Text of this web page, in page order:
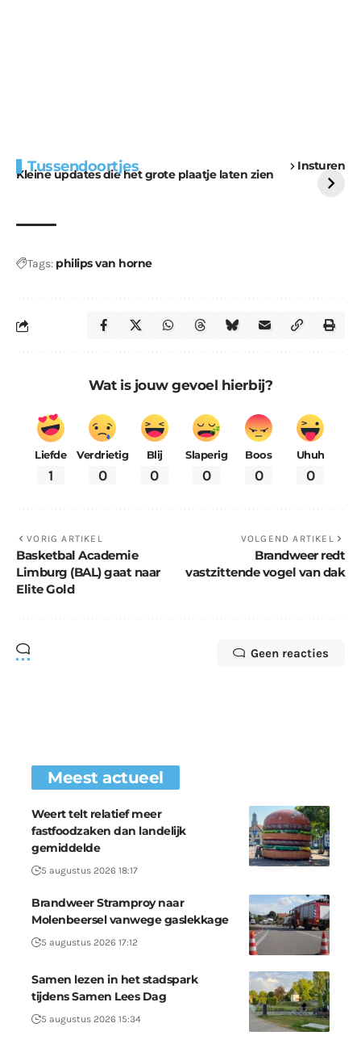
Tussendoortjes Insturen
Kleine updates die het grote plaatje laten zien
voor kabouters
uitdaging
Tags: philips van horne
Wat is jouw gevoel hierbij?
Liefde
1
Verdrietig
0
Blij
0
Slaperig
0
Boos
0
Uhuh
0
VORIG ARTIKEL
Basketbal Academie
Limburg (BAL) gaat naar
Elite Gold
VOLGEND ARTIKEL
Brandweer redt
vastzittende vogel van dak
Geen reacties
Meest actueel
Weert telt relatief meer
fastfoodzaken dan landelijk
gemiddelde
5 augustus 2026 18:17
Brandweer Stramproy naar
Molenbeersel vanwege gaslekkage
5 augustus 2026 17:12
Samen lezen in het stadspark
tijdens Samen Lees Dag
5 augustus 2026 15:34